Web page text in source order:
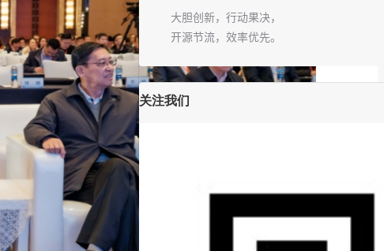
大胆创新，行动果决，
开源节流，效率优先。
关注我们